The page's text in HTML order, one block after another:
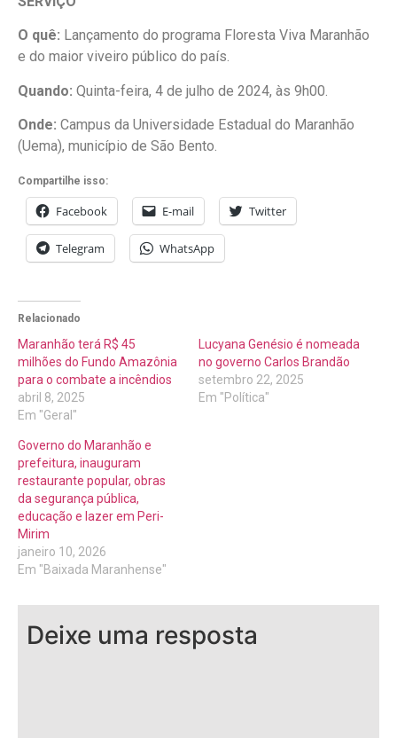
O quê: Lançamento do programa Floresta Viva Maranhão
e do maior viveiro público do país.
Quando: Quinta-feira, 4 de julho de 2024, às 9h00.
Onde: Campus da Universidade Estadual do Maranhão
(Uema), município de São Bento.
Compartilhe isso:
Facebook E-mail Twitter
Telegram WhatsApp
Relacionado
Maranhão terá R$ 45
milhões do Fundo Amazônia
para o combate a incêndios
abril 8, 2025
Em "Geral"
Lucyana Genésio é nomeada
no governo Carlos Brandão
setembro 22, 2025
Em "Política"
Governo do Maranhão e
prefeitura, inauguram
restaurante popular, obras
da segurança pública,
educação e lazer em Peri-
Mirim
janeiro 10, 2026
Em "Baixada Maranhense"
Deixe uma resposta